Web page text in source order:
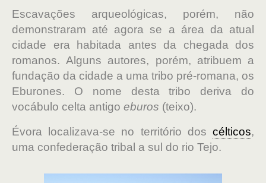
Escavações arqueológicas, porém, não
demonstraram até agora se a área da atual
cidade era habitada antes da chegada dos
romanos. Alguns autores, porém, atribuem a
fundação da cidade a uma tribo pré-romana, os
Eburones. O nome desta tribo deriva do
vocábulo celta antigo eburos (teixo).
Évora localizava-se no território dos célticos,
uma confederação tribal a sul do rio Tejo.